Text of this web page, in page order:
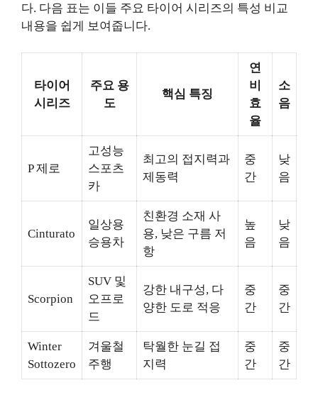
다. 다음 표는 이들 주요 타이어 시리즈의 특성 비교
내용을 쉽게 보여줍니다.
타이어
시리즈
주요 용
도
핵심 특징
연
비
효
율
소
음
P 제로
고성능
스포츠
카
최고의 접지력과
제동력
중
간
낮
음
Cinturato
일상용
승용차
친환경 소재 사
용, 낮은 구름 저
항
높
음
낮
음
Scorpion
SUV 및
오프로
드
강한 내구성, 다
양한 도로 적응
중
간
중
간
Winter
Sottozero
겨울철
주행
탁월한 눈길 접
지력
중
간
중
간